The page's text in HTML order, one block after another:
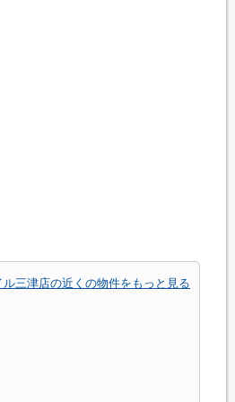
ル三津店の近くの物件をもっと見る